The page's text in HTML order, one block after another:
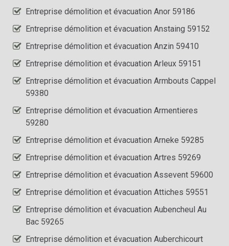
Entreprise démolition et évacuation Anor 59186
Entreprise démolition et évacuation Anstaing 59152
Entreprise démolition et évacuation Anzin 59410
Entreprise démolition et évacuation Arleux 59151
Entreprise démolition et évacuation Armbouts Cappel
59380
Entreprise démolition et évacuation Armentieres
59280
Entreprise démolition et évacuation Arneke 59285
Entreprise démolition et évacuation Artres 59269
Entreprise démolition et évacuation Assevent 59600
Entreprise démolition et évacuation Attiches 59551
Entreprise démolition et évacuation Aubencheul Au
Bac 59265
Entreprise démolition et évacuation Auberchicourt